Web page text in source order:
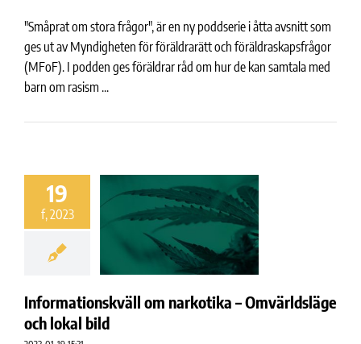
"Småprat om stora frågor", är en ny poddserie i åtta avsnitt som
ges ut av Myndigheten för föräldrarätt och föräldraskapsfrågor
(MFoF). I podden ges föräldrar råd om hur de kan samtala med
barn om rasism ...
19
f, 2023
Informationskväll om narkotika – Omvärldsläge
och lokal bild